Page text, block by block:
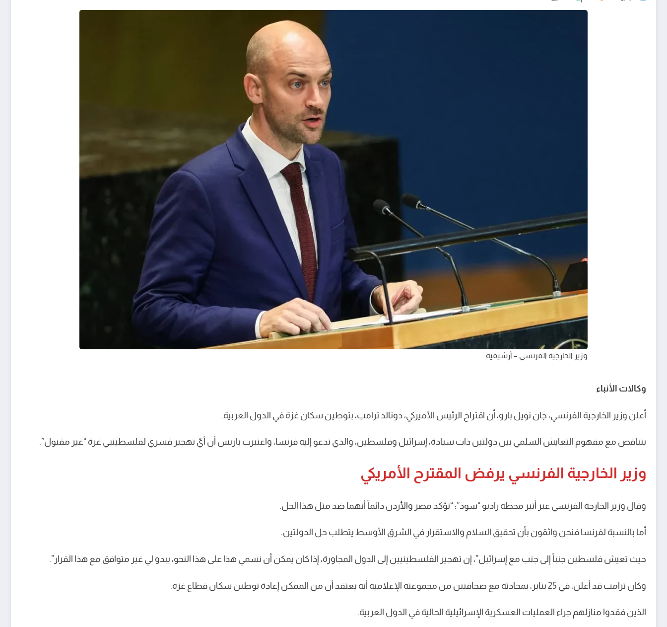
وزير الخارجية الفرنسي – أرشيفية
وكالات الأنباء
أعلن وزير الخارجية الفرنسي، جان نويل بارو، أن اقتراح الرئيس الأميركي، دونالد ترامب، بتوطين سكان غزة في الدول العربية.
يتناقض مع مفهوم التعايش السلمي بين دولتين ذات سيادة، إسرائيل وفلسطين، والذي تدعو إليه فرنسا، واعتبرت باريس أن أيّ تهجير قسري لفلسطينيي غزة “غير مقبول”.
وزير الخارجية الفرنسي يرفض المقترح الأمريكي
وقال وزير الخارجة الفرنسي عبر أثير محطة راديو “سود”: “تؤكد مصر والأردن دائماً أنهما ضد مثل هذا الحل.
أما بالنسبة لفرنسا فنحن واثقون بأن تحقيق السلام والاستقرار في الشرق الأوسط يتطلب حل الدولتين.
حيث تعيش فلسطين جنباً إلى جنب مع إسرائيل”، إن تهجير الفلسطينيين إلى الدول المجاورة، إذا كان يمكن أن نسمي هذا على هذا النحو، يبدو لي غير متوافق مع هذا القرار”.
وكان ترامب قد أعلن، في 25 يناير، بمحادثة مع صحافيين من مجموعته الإعلامية أنه يعتقد أن من الممكن إعادة توطين سكان قطاع غزة.
الذين فقدوا منازلهم جراء العمليات العسكرية الإسرائيلية الحالية في الدول العربية.